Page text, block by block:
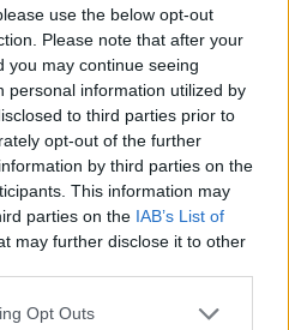
use the below opt-out
Please note that after your
you may continue seeing
personal information utilized by
to third parties prior to
opt-out of the further
by third parties on the
This information may
parties on the IAB’s List of
may further disclose it to other
Opt Outs
concret.
fantomă Radu
a fost niciodată candidat, dar
Căci nu se mai
de o vreme se minte pe el